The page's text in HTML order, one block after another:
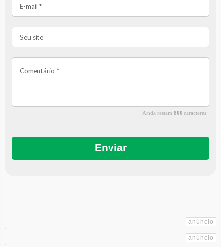
Ainda restam800 caracteres.
Enviar